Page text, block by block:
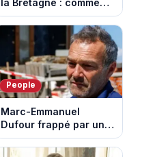
les Bretons ont
défendu leur culture
au fil des décennies
People
Marc-Emmanuel
Dufour frappé par un
terrible incendie : son
chalet part en fumée